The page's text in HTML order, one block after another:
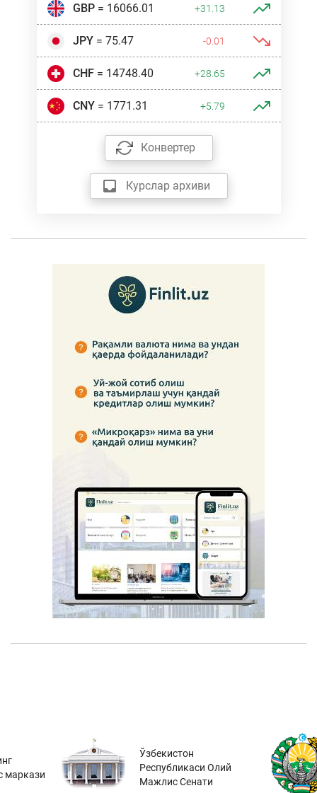
GBP= 16066.01 +31.13
JPY= 75.47 -0.01
CHF= 14748.40 +28.65
CNY= 1771.31 +5.79
Конвертер
Курслар архиви
маркази
Ўзбекистон
Республикаси Олий
Мажлис Сенати